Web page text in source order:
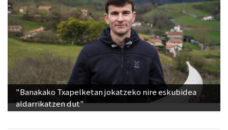
"Banakako Txapelketan jokatzeko nire eskubidea
aldarrikatzen dut"